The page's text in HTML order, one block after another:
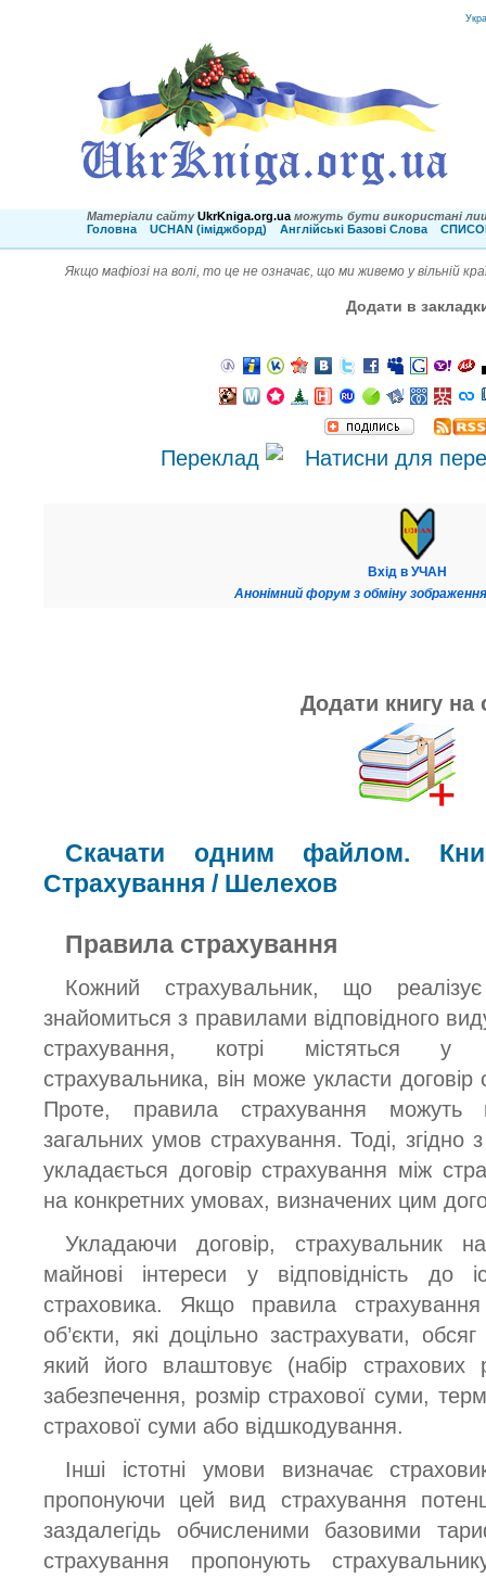
Матеріали сайту UkrKniga.org.ua можуть бути використані
Головна
UCHAN (іміджборд) Англійські Базові Слова
Якщо мафіозі на волі, то це не означає, що ми живемо у вільній
Додати в
Переклад
Вхід в УЧАН
Анонімний форум з обміну
Додати книгу на
Скачати одним файлом.
Страхування / Шелехов
Правила страхування
Кожний страхувальник, що
знайомиться з правилами відповідного
страхування, котрі містяться у
страхувальника, він може укласти договір
Проте, правила страхування можуть
загальних умов страхування. Тоді,
укладається договір страхування між
на конкретних умовах, визначених цим
Укладаючи договір, страхувальник
майнові інтереси у відповідність до
страховика. Якщо правила
об’єкти, які доцільно застрахувати, обсяг
який його влаштовує (набір страхових
забезпечення, розмір страхової суми,
страхової суми або відшкодування.
Інші істотні умови визначає
пропонуючи цей вид страхування
заздалегідь обчисленими базовими
страхування пропонують